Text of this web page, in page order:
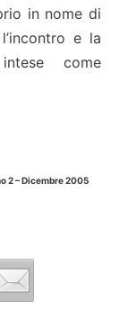
in nome di
e la
come
2 – Dicembre 2005